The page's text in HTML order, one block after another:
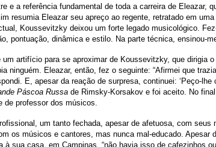
e a referência fundamental de toda a carreira de
resumia Eleazar seu apreço ao regente, retratado em
Koussevitzky deixou um forte legado musicológico.
pontuação, dinâmica e estilo. Na parte técnica, ensinou-
artifício para se aproximar de Koussevitzky, que dirigia
ninguém. Eleazar, então, fez o seguinte: “Afirmei que
E, apesar da reação de surpresa, continuei:
Páscoa Russa de Rimsky-Korsakov e foi aceito. No
de professor dos músicos.
um tanto fechada, apesar de afetuosa, com
os músicos e cantores, mas nunca mal-educado.
à sua casa, em Campinas, “não havia isso de